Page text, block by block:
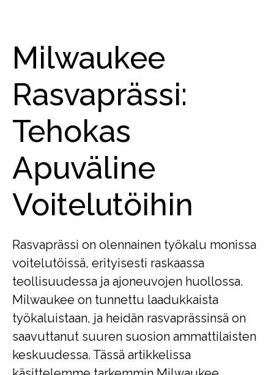
Milwaukee
Rasvaprässi:
Tehokas
Apuväline
Voitelutöihin
Rasvaprässi on olennainen työkalu monissa
voitelutöissä, erityisesti raskaassa
teollisuudessa ja ajoneuvojen huollossa.
Milwaukee on tunnettu laadukkaista
työkaluistaan, ja heidän rasvaprässinsä on
saavuttanut suuren suosion ammattilaisten
keskuudessa. Tässä artikkelissa